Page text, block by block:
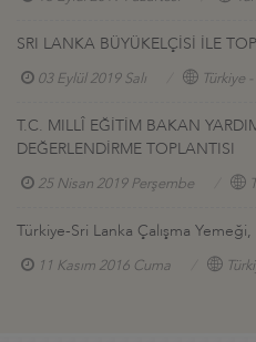
SRI LANKA BÜYÜKELÇİSİ İLE
03 Eylül 2019 Salı Türkiye
T.C. MILLÎ EĞİTİM BAKAN
DEĞERLENDİRME TOPLANTISI
25 Nisan 2019 Perşembe
Türkiye-Sri Lanka Çalışma
11 Kasım 2016 Cuma